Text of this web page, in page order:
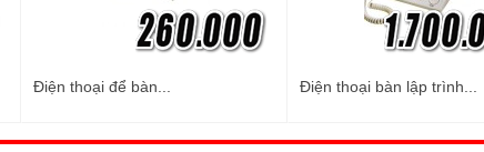
Điện thoại để bàn... Điện thoại bàn lập trình...